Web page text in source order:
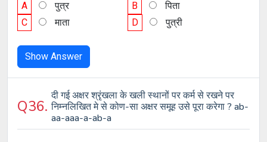
A पुत्र B
पिता
C
माता D पुत्री
Show Answer
Q36.
दी गई अक्षर श्रृंखला के खली स्थानों पर कर्म से रखने पर
निम्नलिखित मे से कोण-सा अक्षर समूह उसे पूरा करेगा ? ab-
aa-aaa-a-ab-a